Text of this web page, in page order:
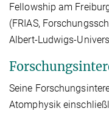
Fellowship am
(FRIAS,
Albert-Ludwigs-
Seine
Atomphysik